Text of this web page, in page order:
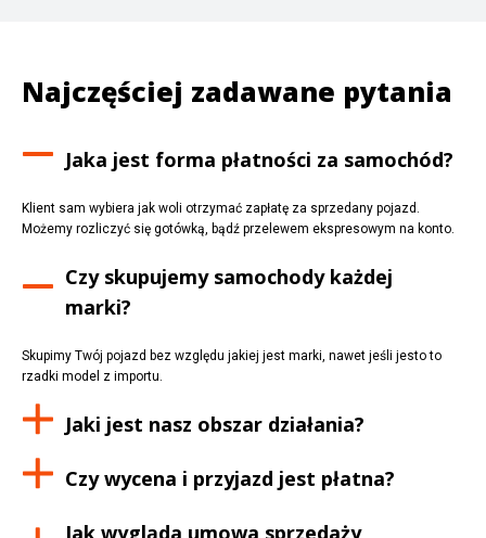
Najczęściej zadawane pytania
Jaka jest forma płatności za samochód?
Klient sam wybiera jak woli otrzymać zapłatę za sprzedany pojazd.
Możemy rozliczyć się gotówką, bądź przelewem ekspresowym na konto.
Czy skupujemy samochody każdej
marki?
Skupimy Twój pojazd bez względu jakiej jest marki, nawet jeśli jesto to
rzadki model z importu.
Jaki jest nasz obszar działania?
Czy wycena i przyjazd jest płatna?
Jak wygląda umowa sprzedaży